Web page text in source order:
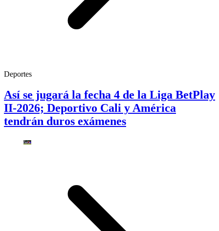
Deportes
Así se jugará la fecha 4 de la Liga BetPlay
II-2026; Deportivo Cali y América
tendrán duros exámenes